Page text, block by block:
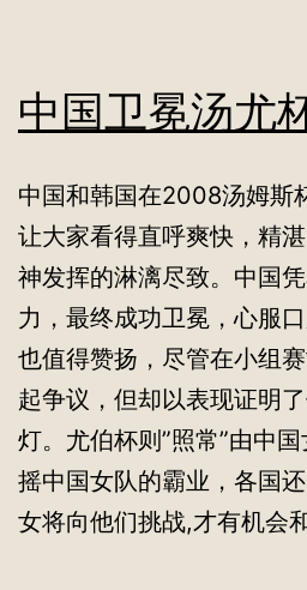
中国卫冕汤尤
中国和韩国在2008汤姆斯
让大家看得直呼爽快，精
神发挥的淋漓尽致。中国
力，最终成功卫冕，心服
也值得赞扬，尽管在小组
起争议，但却以表现证明
灯。尤伯杯则”照常”由中
摇中国女队的霸业，各国
女将向他们挑战,才有机会